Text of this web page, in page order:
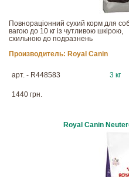
Повнораціонний сухий корм для
вагою до 10 кг із чутливою шкірою,
схильною до подразнень
Производитель: Royal Canin
арт. - R448583 3 кг
1440 грн.
Royal Canin